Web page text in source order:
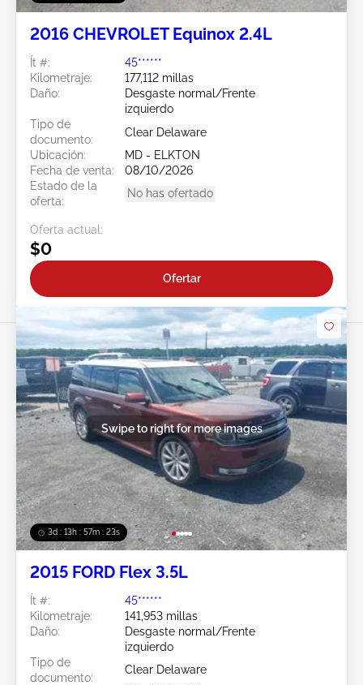
2016 CHEVROLET Equinox 2.4L
Ít #:
45******
Kilometraje:
177,112 millas
Daño:
Desgaste normal/Frente
izquierdo
Tipo de
documento:
Clear Delaware
Ubicación:
MD - ELKTON
Fecha de venta:
08/10/2026
Estado de la
oferta:
No has ofertado
Oferta actual:
$0
Ofertar
3d : 13h : 57m : 21s
Swipe to right for more images
2015 FORD Flex 3.5L
Ít #:
45******
Kilometraje:
141,953 millas
Daño:
Desgaste normal/Frente
izquierdo
Tipo de
documento:
Clear Delaware